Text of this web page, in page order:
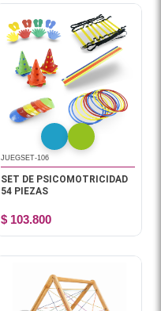
JUEGSET-106
SET DE PSICOMOTRICIDAD
54 PIEZAS
$ 103.800